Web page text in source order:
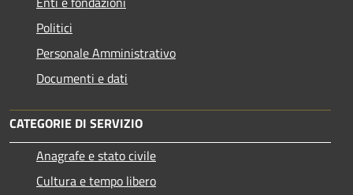
Politici
Personale Amministrativo
Documenti e dati
CATEGORIE DI SERVIZIO
Anagrafe e stato civile
Cultura e tempo libero